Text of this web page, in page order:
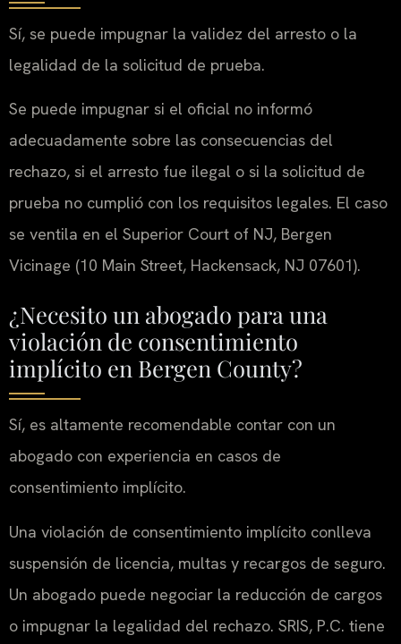
Sí, se puede impugnar la validez del arresto o la
legalidad de la solicitud de prueba.
Se puede impugnar si el oficial no informó
adecuadamente sobre las consecuencias del
rechazo, si el arresto fue ilegal o si la solicitud de
prueba no cumplió con los requisitos legales. El caso
se ventila en el Superior Court of NJ, Bergen
Vicinage (10 Main Street, Hackensack, NJ 07601).
¿Necesito un abogado para una
violación de consentimiento
implícito en Bergen County?
Sí, es altamente recomendable contar con un
abogado con experiencia en casos de
consentimiento implícito.
Una violación de consentimiento implícito conlleva
suspensión de licencia, multas y recargos de seguro.
Un abogado puede negociar la reducción de cargos
o impugnar la legalidad del rechazo. SRIS, P.C. tiene